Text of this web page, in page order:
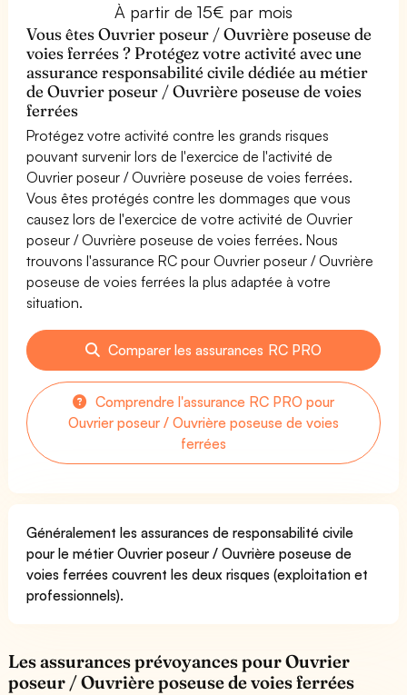
À partir de 15€ par mois
Vous êtes Ouvrier poseur / Ouvrière poseuse de
voies ferrées ? Protégez votre activité avec une
assurance responsabilité civile dédiée au métier
de Ouvrier poseur / Ouvrière poseuse de voies
ferrées
Protégez votre activité contre les grands risques
pouvant survenir lors de l'exercice de l'activité de
Ouvrier poseur / Ouvrière poseuse de voies ferrées.
Vous êtes protégés contre les dommages que vous
causez lors de l'exercice de votre activité de Ouvrier
poseur / Ouvrière poseuse de voies ferrées. Nous
trouvons l'assurance RC pour Ouvrier poseur / Ouvrière
poseuse de voies ferrées la plus adaptée à votre
situation.
Comparer les assurances RC PRO
Comprendre l'assurance RC PRO pour
Ouvrier poseur / Ouvrière poseuse de voies
ferrées
Généralement les assurances de responsabilité civile
pour le métier Ouvrier poseur / Ouvrière poseuse de
voies ferrées couvrent les deux risques (exploitation et
professionnels).
Les assurances prévoyances pour Ouvrier
poseur / Ouvrière poseuse de voies ferrées